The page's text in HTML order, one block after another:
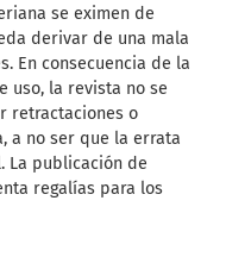
se eximen de
derivar de una mala
En consecuencia de la
uso, la revista no se
retractaciones o
a no ser que la errata
La publicación de
regalías para los